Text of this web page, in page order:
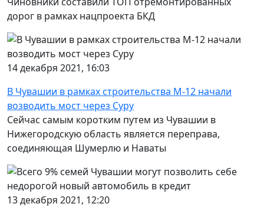
дорог в рамках нацпроекта БКД
14 декабря 2021, 16:03
В Чувашии в рамках строительства М-12 начали
возводить мост через Суру
Сейчас самым коротким путем из Чувашии в
Нижегородскую область является переправа,
соединяющая Шумерлю и Наваты
13 декабря 2021, 12:20